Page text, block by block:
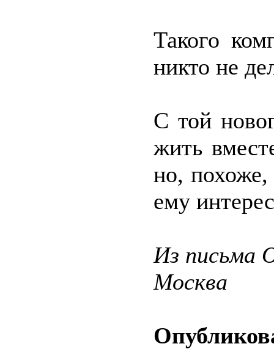
Такого
никто не
С той
жить
но, похоже,
ему
Из письма
Москва